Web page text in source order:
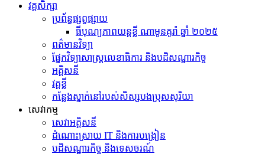
វគ្គសិក្សា
ប្រព័ន្ធផ្សព្វផ្សាយ
ធីបុណ្យភាពយន្តខ្លី ណាមូនគូរ៉ា ឆ្នាំ ២០២៥
ព​ត៌​មាន​វិទ្យា
ផ្នែកវិទ្យាសាស្រ្តលេខាធិការ និងបដិសណ្ឋារកិច្ច
អគ្គិសនី
វគ្គខ្លី
កន្លែងស្នាក់នៅរបស់សិស្សបងប្រុសសុរិយា
សេវាកម្ម
សេវាអគ្គិសនី
ដំណោះស្រាយ IT និងការបង្រៀន
បដិសណ្ឋារកិច្ច និងទេសចរណ៍